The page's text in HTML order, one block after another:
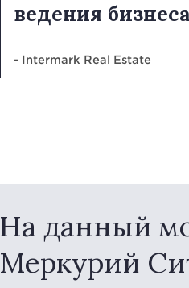
ведения
- Intermark Real Estate
На данный
Меркурий